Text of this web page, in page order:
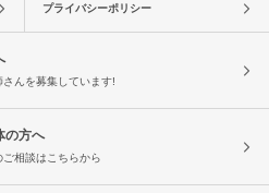
プライバシーポリシー
さんを募集しています!
の方へ
ご相談はこちらから